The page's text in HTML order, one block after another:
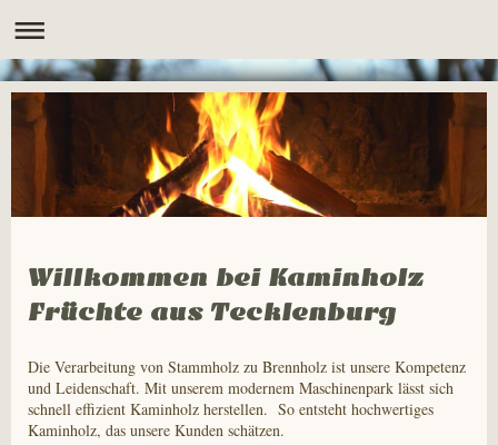
Willkommen bei Kaminholz
Früchte aus Tecklenburg
Die Verarbeitung von Stammholz zu Brennholz ist unsere Kompetenz
und Leidenschaft. Mit unserem modernem Maschinenpark lässt sich
schnell effizient Kaminholz herstellen. So entsteht hochwertiges
Kaminholz, das unsere Kunden schätzen.